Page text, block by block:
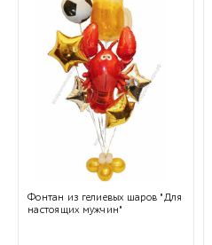
Фонтан из гелиевых шаров "Для
настоящих мужчин"